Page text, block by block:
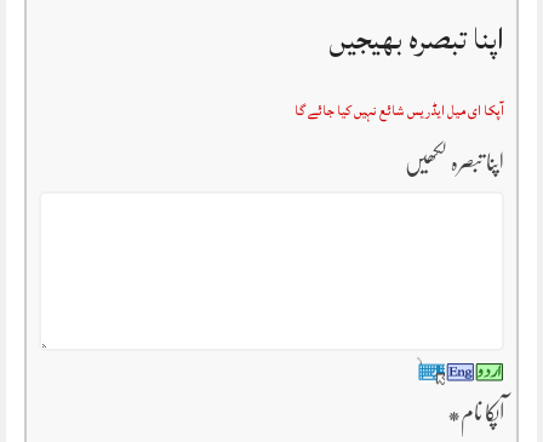
اپنا تبصرہ بھیجیں
آپکا ای میل ایڈریس شائع نہیں کیا جائے گا
اپنا تبصرہ لکھیں
آپکا نام*